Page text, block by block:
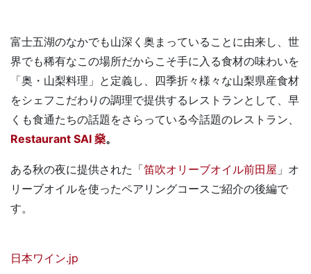
富士五湖のなかでも山深く奥まっていることに由来し、世
界でも稀有なこの場所だからこそ手に入る食材の味わいを
「奥・山梨料理」と定義し、四季折々様々な山梨県産食材
をシェフこだわりの調理で提供するレストランとして、早
くも食通たちの話題をさらっている今話題のレストラン、
Restaurant SAI 燊。
ある秋の夜に提供された「笛吹オリーブオイル前田屋 」オ
リーブオイルを使ったペアリングコースご紹介の後編で
す。
日本ワイン.jp